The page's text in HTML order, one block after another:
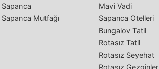
Sapanca
Sapanca Mutfağı
Mavi Vadi
Sapanca Otelleri
Bungalov Tatil
Rotasız Tatil
Rotasız Seyehat
Rotasız Gezginler